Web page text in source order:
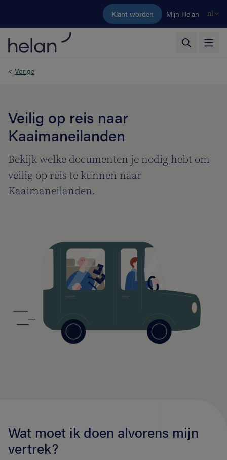
Ga naar de hoofdinhoud
Klant worden Mijn Helan nl
< Vorige
Veilig op reis naar
Kaaimaneilanden
Bekijk welke documenten je nodig hebt om
veilig op reis te kunnen naar
Kaaimaneilanden.
Wat moet ik doen alvorens mijn
vertrek?